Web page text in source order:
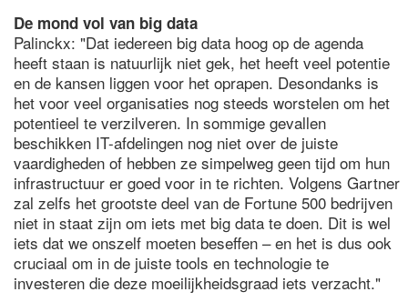
De mond vol van big data
Palinckx: "Dat iedereen big data hoog op de agenda
heeft staan is natuurlijk niet gek, het heeft veel potentie
en de kansen liggen voor het oprapen. Desondanks is
het voor veel organisaties nog steeds worstelen om het
potentieel te verzilveren. In sommige gevallen
beschikken IT-afdelingen nog niet over de juiste
vaardigheden of hebben ze simpelweg geen tijd om hun
infrastructuur er goed voor in te richten. Volgens Gartner
zal zelfs het grootste deel van de Fortune 500 bedrijven
niet in staat zijn om iets met big data te doen. Dit is wel
iets dat we onszelf moeten beseffen – en het is dus ook
cruciaal om in de juiste tools en technologie te
investeren die deze moeilijkheidsgraad iets verzacht."